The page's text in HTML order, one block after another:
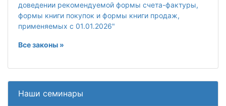
доведении рекомендуемой формы счета-фактуры,
формы книги покупок и формы книги продаж,
применяемых с 01.01.2026"
Все законы »
Наши семинары